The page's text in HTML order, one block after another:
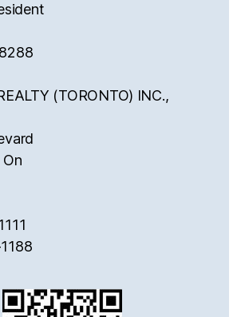
(TORONTO) INC.,